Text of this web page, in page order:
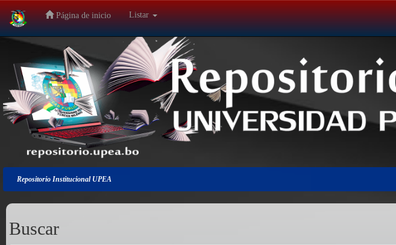
Salir
navegación
Página de inicio Listar
Repositorio Institucional UPEA
Buscar